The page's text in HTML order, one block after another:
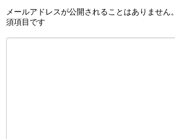
メールアドレスが公開されることはありません。
須項目です